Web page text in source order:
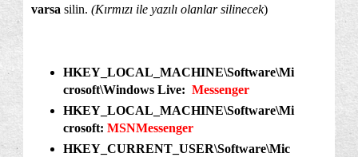
varsa silin. (Kırmızı ile yazılı olanlar silinecek)
HKEY_LOCAL_MACHINE\Software\Mi
crosoft\Windows Live: Messenger
HKEY_LOCAL_MACHINE\Software\Mi
crosoft: MSNMessenger
HKEY_CURRENT_USER\Software\Mic